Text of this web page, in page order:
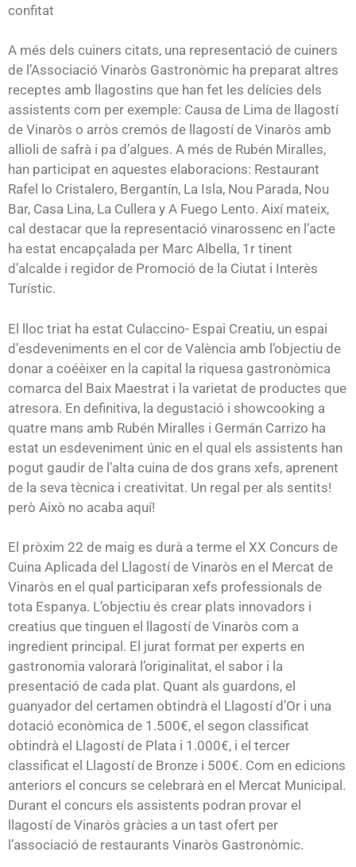
confitat
A més dels cuiners citats, una representació de cuiners
de l’Associació Vinaròs Gastronòmic ha preparat altres
receptes amb llagostins que han fet les delícies dels
assistents com per exemple: Causa de Lima de llagostí
de Vinaròs o arròs cremós de llagostí de Vinaròs amb
allioli de safrà i pa d’algues. A més de Rubén Miralles,
han participat en aquestes elaboracions: Restaurant
Rafel lo Cristalero, Bergantín, La Isla, Nou Parada, Nou
Bar, Casa Lina, La Cullera y A Fuego Lento. Així mateix,
cal destacar que la representació vinarossenc en l’acte
ha estat encapçalada per Marc Albella, 1r tinent
d’alcalde i regidor de Promoció de la Ciutat i Interès
Turístic.
El lloc triat ha estat Culaccino- Espai Creatiu, un espai
d’esdeveniments en el cor de València amb l’objectiu de
donar a coéèixer en la capital la riquesa gastronòmica
comarca del Baix Maestrat i la varietat de productes que
atresora. En definitiva, la degustació i showcooking a
quatre mans amb Rubén Miralles i Germán Carrizo ha
estat un esdeveniment únic en el qual els assistents han
pogut gaudir de l’alta cuina de dos grans xefs, aprenent
de la seva tècnica i creativitat. Un regal per als sentits!
però Això no acaba aquí!
El pròxim 22 de maig es durà a terme el XX Concurs de
Cuina Aplicada del Llagostí de Vinaròs en el Mercat de
Vinaròs en el qual participaran xefs professionals de
tota Espanya. L’objectiu és crear plats innovadors i
creatius que tinguen el llagostí de Vinaròs com a
ingredient principal. El jurat format per experts en
gastronomia valorarà l’originalitat, el sabor i la
presentació de cada plat. Quant als guardons, el
guanyador del certamen obtindrà el Llagostí d’Or i una
dotació econòmica de 1.500€, el segon classificat
obtindrà el Llagostí de Plata i 1.000€, i el tercer
classificat el Llagostí de Bronze i 500€. Com en edicions
anteriors el concurs se celebrarà en el Mercat Municipal.
Durant el concurs els assistents podran provar el
llagostí de Vinaròs gràcies a un tast ofert per
l’associació de restaurants Vinaròs Gastronòmic.